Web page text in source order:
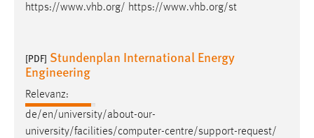
https://www.vhb.org/ https://www.vhb.org/st
[PDF] Stundenplan International Energy
Engineering
Relevanz:
de/en/university/about-our-
university/facilities/computer-centre/support-request/